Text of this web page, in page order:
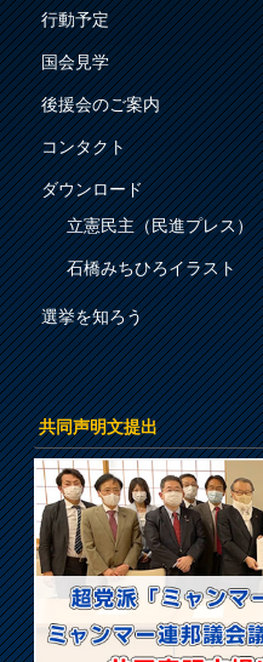
行動予定
国会見学
後援会のご案内
コンタクト
ダウンロード
立憲民主（民進プレス）
石橋みちひろイラスト
選挙を知ろう
共同声明文提出